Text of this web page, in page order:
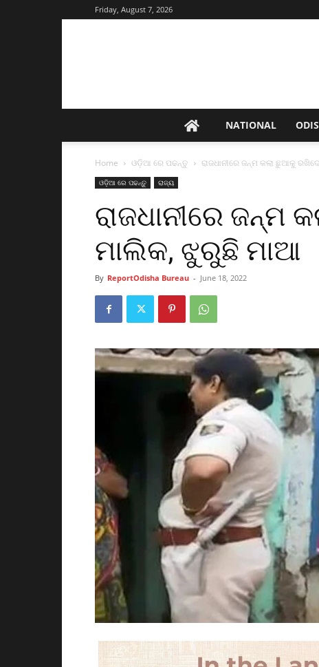
Friday, August 7, 2026
NATIONAL
Home ଓଡ଼ିଆ ରେ ପଢନ୍ତୁ ରାଜଧାନୀରେ ଜନ୍ମ କଲା ଛୁଆକୁ
ଓଡ଼ିଆ ରେ ପଢନ୍ତୁ ରାଜ୍ୟ
ରାଜଧାନୀରେ ଜନ୍ମ
ମାଲିକ, ଝୁରୁଛି ମାଆ
By ReportOdisha Bureau - June 18, 2022